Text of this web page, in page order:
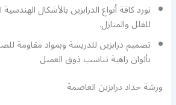
نورد كافة أنواع الدرابزين بالأشكال الهندسية
للفلل والمنازل.
تصميم درابزين للدريشة وبمواد مقاومة
بألوان زاهية تناسب ذوق العميل
ورشة حداد درابزين العاصمة